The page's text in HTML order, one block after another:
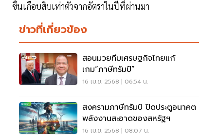
ขึ้นเกือบสิบเท่าตัวจากอัตราในปีที่ผ่านมา
ข่าวที่เกี่ยวข้อง
สอนมวยทีมเศรษฐกิจไทยแก้
เกม“ภาษีทรัมป์”
16 เม.ย. 2568 | 06:54 น.
สงครามภาษีทรัมป์ ปิดประตูอนาคต
พลังงานสะอาดของสหรัฐฯ
16 เม.ย. 2568 | 08:07 น.